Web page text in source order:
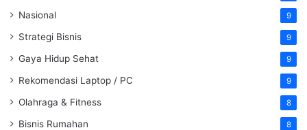
Nasional 9
Strategi Bisnis 9
Gaya Hidup Sehat 9
Rekomendasi Laptop / PC 9
Olahraga & Fitness 8
Bisnis Rumahan 8